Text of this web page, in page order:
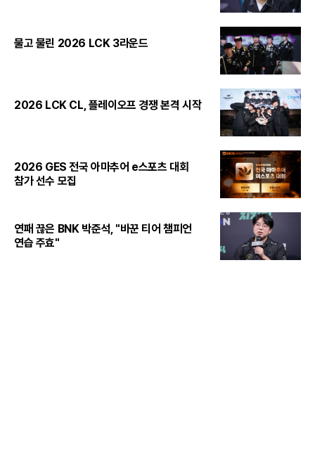
물고 물린 2026 LCK 3라운드
2026 LCK CL, 플레이오프 경쟁 본격 시작
2026 GES 전국 아마추어 e스포츠 대회
참가 선수 모집
연패 끊은 BNK 박준석, "바꾼 티어 챔피언
연습 주효"